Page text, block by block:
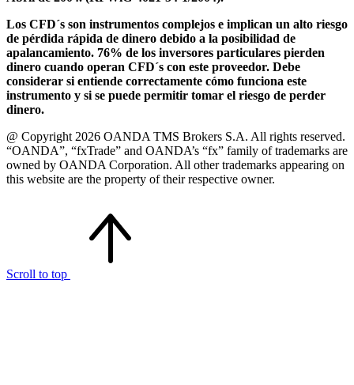
Los CFD´s son instrumentos complejos e implican un alto riesgo
de pérdida rápida de dinero debido a la posibilidad de
apalancamiento. 76% de los inversores particulares pierden
dinero cuando operan CFD´s con este proveedor. Debe
considerar si entiende correctamente cómo funciona este
instrumento y si se puede permitir tomar el riesgo de perder
dinero.
@ Copyright 2026 OANDA TMS Brokers S.A. All rights reserved.
“OANDA”, “fxTrade” and OANDA’s “fx” family of trademarks are
owned by OANDA Corporation. All other trademarks appearing on
this website are the property of their respective owner.
Scroll to top